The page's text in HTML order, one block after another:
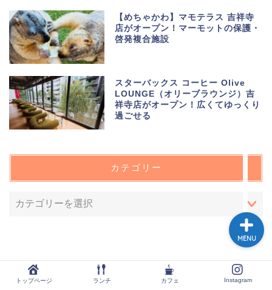
【めちゃかわ】マモテラス 吉祥寺
店がオープン！マーモットの保護・
啓発複合施設
スターバックス コーヒー Olive
LOUNGE（オリーブラウンジ）吉
祥寺店がオープン！広くてゆっくり
過ごせる
カテゴリー
トップページ ランチ カフェ Instagram
MENU
ランチ